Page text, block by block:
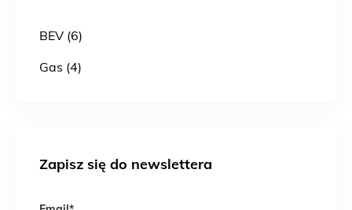
BEV (6)
Gas (4)
Zapisz się do newslettera